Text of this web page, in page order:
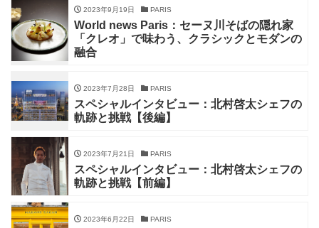
2023年9月19日 PARIS
World news Paris：セーヌ川そばの隠れ家
「クレオ」で味わう、クラシックとモダンの
融合
2023年7月28日 PARIS
スペシャルインタビュー：北村啓太シェフの
軌跡と挑戦【後編】
2023年7月21日 PARIS
スペシャルインタビュー：北村啓太シェフの
軌跡と挑戦【前編】
2023年6月22日 PARIS